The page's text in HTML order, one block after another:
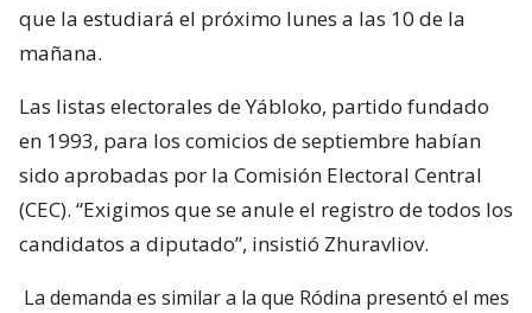
que la estudiará el próximo lunes a las 10 de la
mañana.
Las listas electorales de Yábloko, partido fundado
en 1993, para los comicios de septiembre habían
sido aprobadas por la Comisión Electoral Central
(CEC). “Exigimos que se anule el registro de todos los
candidatos a diputado”, insistió Zhuravliov.
La demanda es similar a la que Ródina presentó el mes